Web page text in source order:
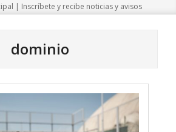
| Inscríbete y recibe noticias y avisos
dominio